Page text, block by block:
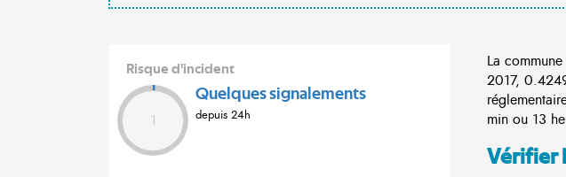
Risque d'incident
1
Quelques signalements
depuis 24h
La
2017,
min ou 13
Vérifier